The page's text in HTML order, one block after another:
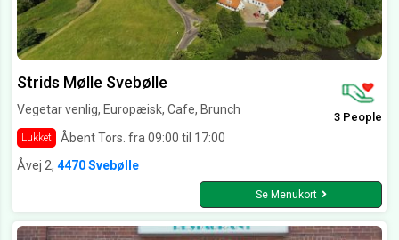
Strids Mølle Svebølle
Vegetar venlig, Europæisk, Cafe, Brunch
Lukket Åbent Tors. fra 09:00 til 17:00
3 People
Åvej 2, 4470 Svebølle
Se Menukort